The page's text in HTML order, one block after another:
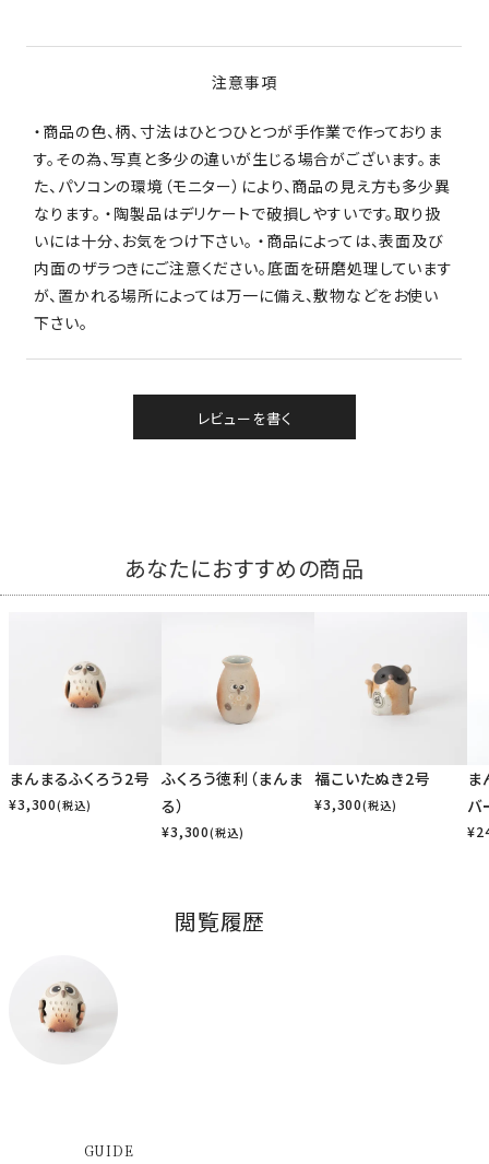
注意事項
・商品の色、柄、寸法はひとつひとつが手作業で作っておりま
す。その為、写真と多少の違いが生じる場合がございます。ま
た、パソコンの環境（モニター）により、商品の見え方も多少異
なります。 ・陶製品はデリケートで破損しやすいです。取り扱
いには十分、お気をつけ下さい。 ・商品によっては、表面及び
内面のザラつきにご注意ください。底面を研磨処理しています
が、置かれる場所によっては万一に備え、敷物などをお使い
下さい。
レビューを書く
あなたにおすすめの商品
まんまるふくろう2号
¥3,300(税込)
ふくろう徳利（まんま
る）
¥3,300(税込)
福こいたぬき2号
¥3,300(税込)
ま
バ
¥
閲覧履歴
GUIDE